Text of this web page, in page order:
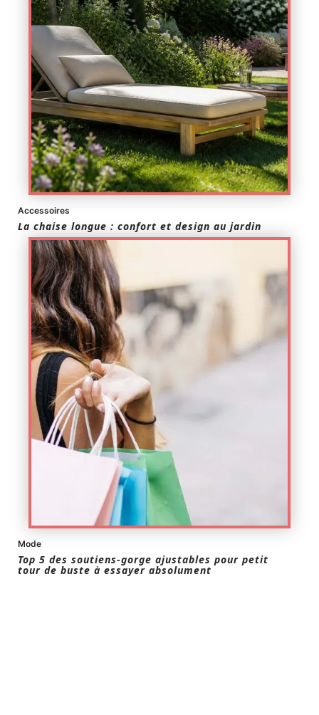
Accessoires
La chaise longue : confort et design au jardin
Mode
Top 5 des soutiens-gorge ajustables pour petit
tour de buste à essayer absolument